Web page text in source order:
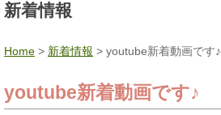
新着情報
Home > 新着情報 > youtube新着動画です♪
youtube新着動画です♪